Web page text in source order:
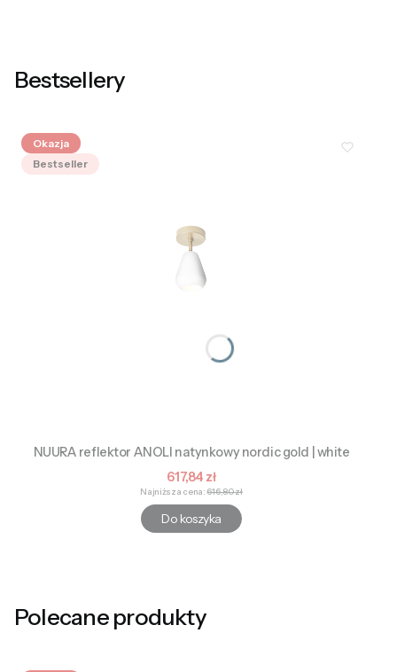
Bestsellery
Okazja
Bestseller
NUURA reflektor ANOLI natynkowy nordic gold | white
Cena promocyjna
617,84 zł
Najniższa cena: 616,80 zł
Do koszyka
Polecane produkty